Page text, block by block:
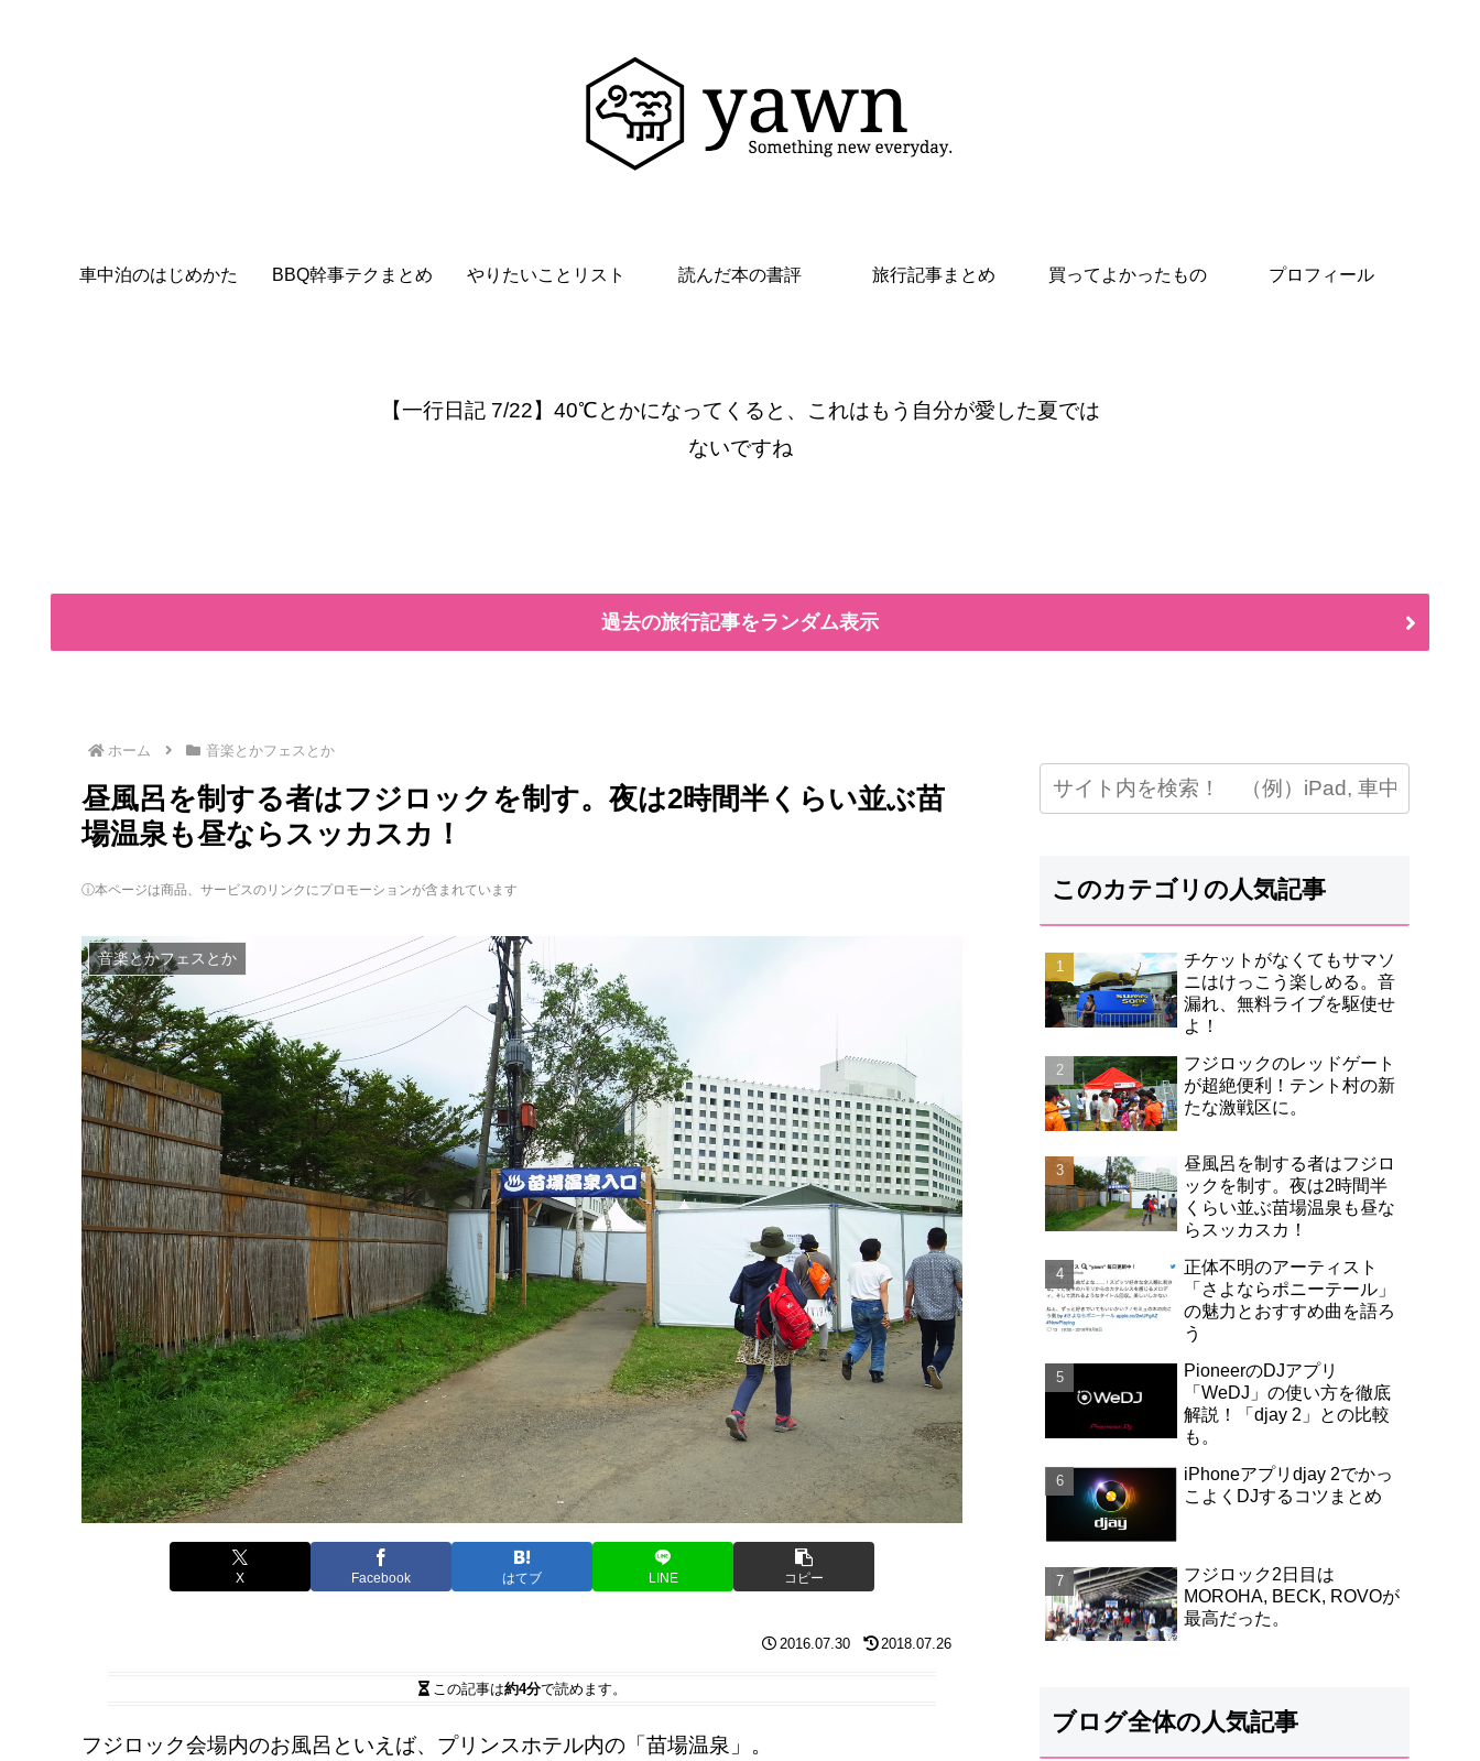
車中泊のはじめかた BBQ幹事テクまとめ やりたいことリスト 読んだ本の書評 旅行記事まとめ 買ってよかったもの プロフィール
【一行日記 7/22】40℃とかになってくると、これはもう自分が愛した夏では
ないですね
過去の旅行記事をランダム表示
ホーム 音楽とかフェスとか
昼風呂を制する者はフジロックを制す。夜は2時間半くらい並ぶ苗
場温泉も昼ならスッカスカ！
ⓘ本ページは商品、サービスのリンクにプロモーションが含まれています
音楽とかフェスとか
X Facebook はてブ LINE コピー
2016.07.30 2018.07.26
この記事は約4分で読めます。
フジロック会場内のお風呂といえば、プリンスホテル内の「苗場温泉」。
このカテゴリの人気記事
チケットがなくてもサマソ
ニはけっこう楽しめる。音
漏れ、無料ライブを駆使せ
よ！
フジロックのレッドゲート
が超絶便利！テント村の新
たな激戦区に。
昼風呂を制する者はフジロ
ックを制す。夜は2時間半
くらい並ぶ苗場温泉も昼な
らスッカスカ！
正体不明のアーティスト
「さよならポニーテール」
の魅力とおすすめ曲を語ろ
う
PioneerのDJアプリ
「WeDJ」の使い方を徹底
解説！「djay 2」との比較
も。
iPhoneアプリdjay 2でかっ
こよくDJするコツまとめ
フジロック2日目は
MOROHA, BECK, ROVOが
最高だった。
ブログ全体の人気記事